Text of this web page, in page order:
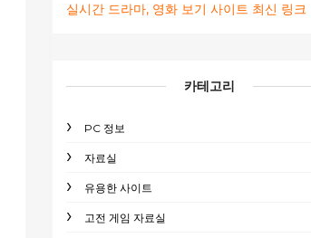
실시간 드라마, 영화 보기 사이트 최신 링크
카테고리
PC 정보
자료실
유용한 사이트
고전 게임 자료실